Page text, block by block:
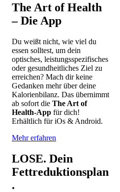
The Art of Health
– Die App
Du weißt nicht, wie viel du
essen solltest, um dein
optisches, leistungsspezifisches
oder gesundheitliches Ziel zu
erreichen? Mach dir keine
Gedanken mehr über deine
Kalorienbilanz. Das übernimmt
ab sofort die The Art of
Health-App für dich!
Erhältlich für iOs & Android.
Mehr erfahren
LOSE. Dein
Fettreduktionsplan
.